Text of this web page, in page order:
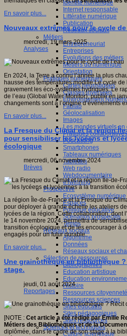
Identité numérique
Internet responsable
Littératie numérique
Publication
Réseaux sociaux
Métiers
Entrepreneuriat
Entreprises
Evolutions des métiers
Métiers du numérique
Orientation
Pratiques numériques
Cartes heuristiques
Classes inversées
Environnement
Fablab
Géolocalisation
Images
Les mondes virtuels en
Pratiques collaboratives
Podcasting
Smartphones
Tableaux numériques
Tablettes
Web radio
Webdocumentaire
eTwinning
Prospective
Ecosystème numérique
Espaces
Politique éducative
Scénarios prospectifs
Temps
Réseaux sociaux
Algorithme
Données
Réseaux sociaux et
Sélection de ressources
Bibliographies
Education artistique
Education
Histoire
Ressources citoyenneté
Ressources sciences
Sites éducatifs
Sites pédagogiques
Sites ressources
Sciences et techniques
Culture scientifique
En savoir plus...
Nouveaux extrêmes pour le cycle de
mercredi, 19 mars 2025
Analyses
En 2024, la Terre a connu l’année la plus
hausse des températures modifie Le cycle de
gravement les éco-systèmes hydriques. Le
de l’eau (Global Water Monitor), publié en
changements sont à l’origine d’événements
En savoir plus...
La Fresque du Climat et la région
pour sensibiliser les lycéens et
écologique
mercredi, 06 novembre 2024
Brèves
La région Île-de-France et la Fresque du
pour déployer à grande échelle les ateliers
lycées de la région. Cette collaboration, dont
le 14 novembre 2024, permettra de
transition écologique et de les encourager à
engagés pour un futur durable.
En savoir plus...
Une grainothèque en bibliothèque
stage.
jeudi, 01 août 2024
Reportages
[NOTE : Cet article a été rédigé par Émilie
Métiers des Bibliothèques et de la
diplômée, dans le cadre de son stage à la